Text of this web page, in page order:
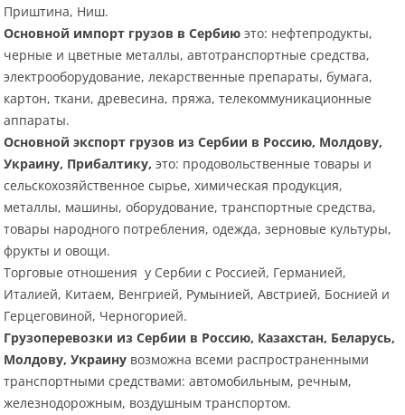
Приштина, Ниш.
Основной импорт грузов в Сербию это: нефтепродукты,
черные и цветные металлы, автотранспортные средства,
электрооборудование, лекарственные препараты, бумага,
картон, ткани, древесина, пряжа, телекоммуникационные
аппараты.
Основной экспорт грузов из Сербии в Россию, Молдову,
Украину, Прибалтику, это: продовольственные товары и
сельскохозяйственное сырье, химическая продукция,
металлы, машины, оборудование, транспортные средства,
товары народного потребления, одежда, зерновые культуры,
фрукты и овощи.
Торговые отношения у Сербии с Россией, Германией,
Италией, Китаем, Венгрией, Румынией, Австрией, Боснией и
Герцеговиной, Черногорией.
Грузоперевозки из Сербии в Россию, Казахстан, Беларусь,
Молдову, Украину возможна всеми распространенными
транспортными средствами: автомобильным, речным,
железнодорожным, воздушным транспортом.